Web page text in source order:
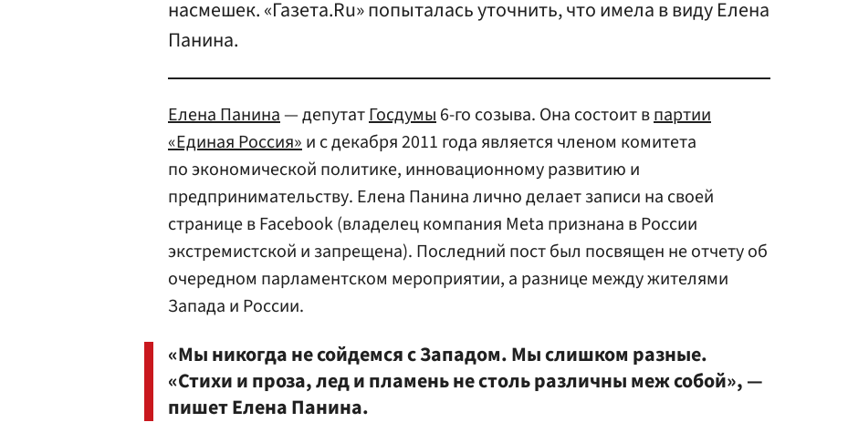
насмешек. «Газета.Ru» попыталась уточнить, что имела в виду Елена
Панина.
Елена Панина— депутатГосдумы6-го созыва. Она состоит впартии
«Единая Россия»и с декабря 2011 года является членом комитета
по экономической политике, инновационному развитию и
предпринимательству. Елена Панина лично делает записи на своей
странице в Facebook (владелец компания Meta признана в России
экстремистской и запрещена). Последний пост был посвящен не отчету об
очередном парламентском мероприятии, а разнице между жителями
Запада и России.
«Мы никогда не сойдемся с Западом. Мы слишком разные.
«Стихи и проза, лед и пламень не столь различны меж собой», —
пишет Елена Панина.